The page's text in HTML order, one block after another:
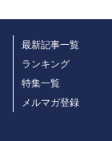
最新記事一覧
ランキング
特集一覧
メルマガ登録